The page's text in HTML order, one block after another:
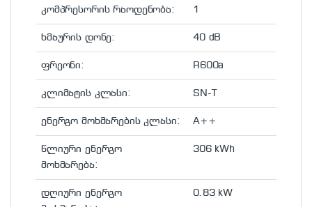
კომპრესორის რაოდენობა: 1
ხმაურის დონე: 40 dB
ფრეონი: R600a
კლიმატის კლასი: SN-T
ენერგო მოხმარების კლასი: A++
წლიური ენერგო
მოხმარება:
306 kWh
დღიური ენერგო
0.83 kW